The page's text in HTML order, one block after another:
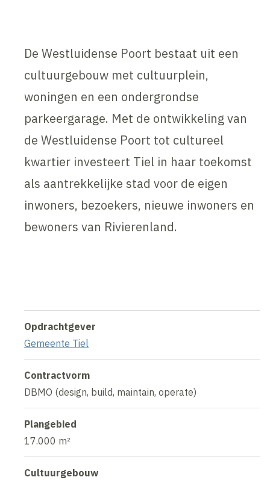
De Westluidense Poort bestaat uit een
cultuurgebouw met cultuurplein,
woningen en een ondergrondse
parkeergarage. Met de ontwikkeling van
de Westluidense Poort tot cultureel
kwartier investeert Tiel in haar toekomst
als aantrekkelijke stad voor de eigen
inwoners, bezoekers, nieuwe inwoners en
bewoners van Rivierenland.
Wijzig cookie instellingen
Opdrachtgever
Gemeente Tiel
Contractvorm
DBMO (design, build, maintain, operate)
Plangebied
17.000 m²
Cultuurgebouw